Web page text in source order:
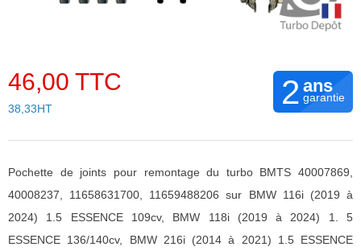
46,00 TTC
38,33HT 2 ans
garantie
Pochette de joints pour remontage du turbo BMTS 40007869,
40008237, 11658631700, 11659488206 sur BMW 116i (2019 à
2024) 1.5 ESSENCE 109cv, BMW 118i (2019 à 2024) 1. 5
ESSENCE 136/140cv, BMW 216i (2014 à 2021) 1.5 ESSENCE